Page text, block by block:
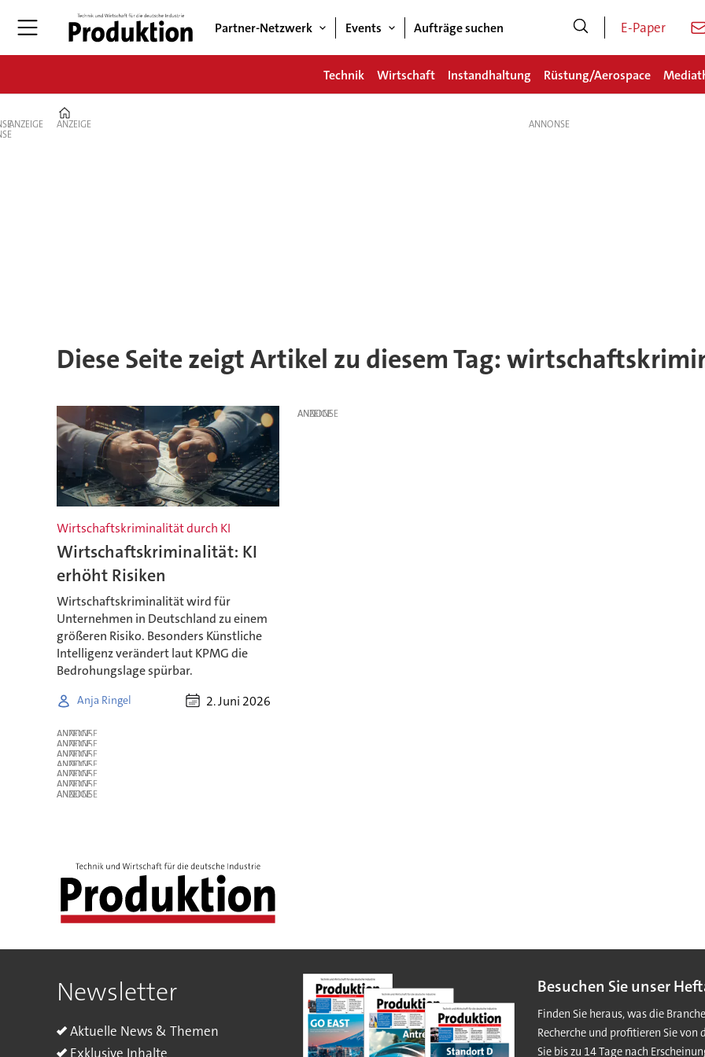
Partner-Netzwerk Events Aufträge suchen E-Paper
Technik Wirtschaft Instandhaltung Rüstung/Aerospace
ANZEIGE ANZEIGE
Diese Seite zeigt Artikel zu diesem Tag:
Wirtschaftskriminalität durch KI
Wirtschaftskriminalität: KI
erhöht Risiken
Wirtschaftskriminalität wird für
Unternehmen in Deutschland zu einem
größeren Risiko. Besonders Künstliche
Intelligenz verändert laut KPMG die
Bedrohungslage spürbar.
Anja Ringel 2. Juni 2026
ANZEIGE
ANZEIGE
ANZEIGE
ANZEIGE
ANZEIGE
ANZEIGE
ANZEIGE
ANZEIGE
Newsletter
Aktuelle News & Themen
Exklusive Inhalte
Besuchen Sie unser
Finden Sie heraus, was die
Recherche und profitieren Sie
Sie bis zu 14 Tage nach